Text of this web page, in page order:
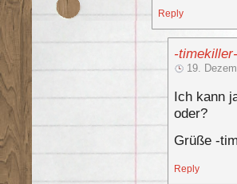
Reply
-timekiller-
19.
Ich kann
oder?
Grüße -
Reply